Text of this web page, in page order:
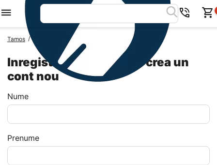
Tamos /
Inregistrati-va pentru a crea un
cont nou
Nume
Prenume